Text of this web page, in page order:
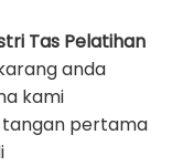
Tas Pelatihan
anda
kami
tangan pertama